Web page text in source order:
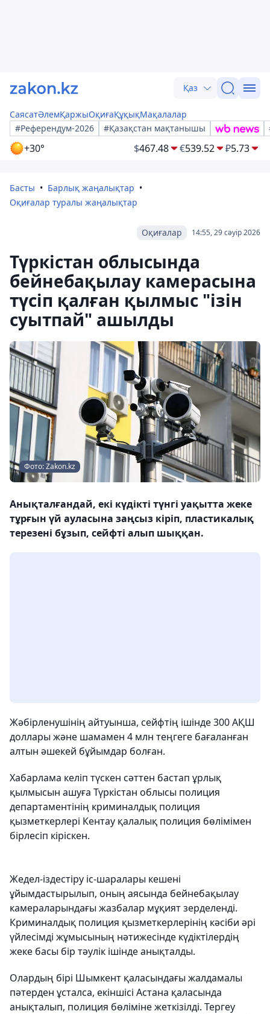
Қаз
СаясатӘлемҚаржыОқиғаҚұқықМақалалар
#Референдум-2026
#Қазақстан мақтанышы
+30° $467.48 €539.52 ₽5.73
Басты
Барлық жаңалықтар
Оқиғалар туралы жаңалықтар
14:55, 29 сәуір 2026
Оқиғалар
Түркістан облысында
бейнебақылау камерасына
түсіп қалған қылмыс "ізін
суытпай" ашылды
Фото: Zakon.kz
Анықталғандай, екі күдікті түнгі уақытта жеке
тұрғын үй ауласына заңсыз кіріп, пластикалық
терезені бұзып, сейфті алып шыққан.
Жәбірленушінің айтуынша, сейфтің ішінде 300 АҚШ
доллары және шамамен 4 млн теңгеге бағаланған
алтын әшекей бұйымдар болған.
Хабарлама келіп түскен сәттен бастап ұрлық
қылмысын ашуға Түркістан облысы полиция
департаментінің криминалдық полиция
қызметкерлері Кентау қалалық полиция бөлімімен
бірлесіп кіріскен.
Жедел-іздестіру іс-шаралары кешені
ұйымдастырылып, оның аясында бейнебақылау
камераларындағы жазбалар мұқият зерделенді.
Криминалдық полиция қызметкерлерінің кәсіби әрі
үйлесімді жұмысының нәтижесінде күдіктілердің
жеке басы бір тәулік ішінде анықталды.
Олардың бірі Шымкент қаласындағы жалдамалы
пәтерден ұсталса, екіншісі Астана қаласында
анықталып, полиция бөліміне жеткізілді. Тергеу